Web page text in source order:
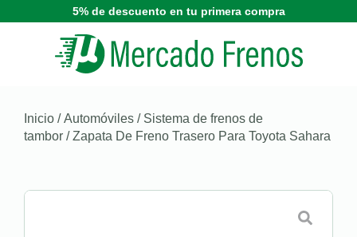
5% de descuento en tu primera compra
Inicio /Automóviles / Sistema de frenos de
tambor / Zapata De Freno Trasero Para Toyota Sahara